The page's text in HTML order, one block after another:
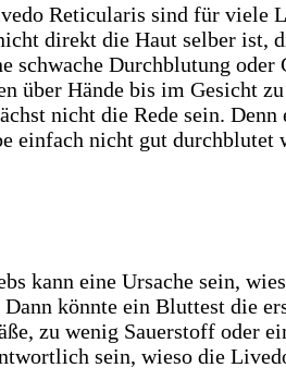
Reticularis sind für viele
direkt die Haut selber ist,
Durchblutung oder
Hände bis im Gesicht
nicht die Rede sein.
einfach nicht gut
kann eine Ursache sein,
könnte ein Bluttest die
zu wenig Sauerstoff oder
sein, wieso die